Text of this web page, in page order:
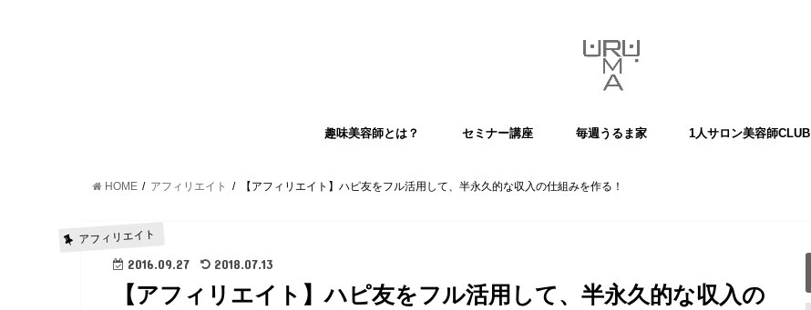
趣味美容師とは？ セミナー講座 毎週うるま家 1人サロン美容師CLUB
HOME アフィリエイト 【アフィリエイト】ハピ友をフル活用して、半永久的な収入の仕組みを作る！
アフィリエイト
2016.09.27 2018.07.13
【アフィリエイト】ハピ友をフル活用して、半永久的な収入の